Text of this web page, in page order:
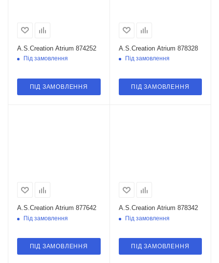
A.S.Creation Atrium 874252
Під замовлення
ПІД ЗАМОВЛЕННЯ
A.S.Creation Atrium 878328
Під замовлення
ПІД ЗАМОВЛЕННЯ
A.S.Creation Atrium 877642
Під замовлення
ПІД ЗАМОВЛЕННЯ
A.S.Creation Atrium 878342
Під замовлення
ПІД ЗАМОВЛЕННЯ